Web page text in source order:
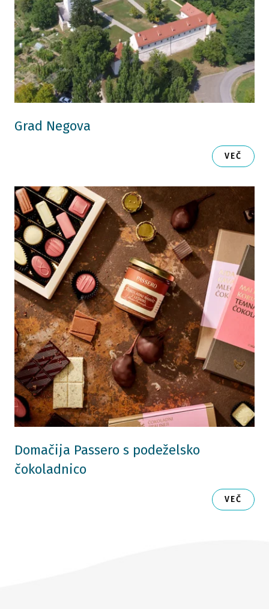
Grad Negova
VEČ
Domačija Passero s podeželsko
čokoladnico
VEČ